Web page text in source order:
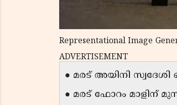
Representational Image
ADVERTISEMENT
● മരട് അയിനി
● മരട് ഫോറം മാളിന്